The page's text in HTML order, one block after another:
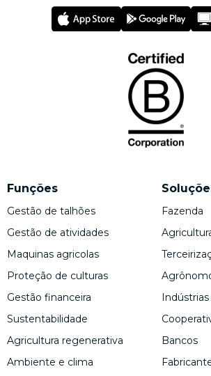
Funções
Gestão de talhões
Gestão de atividades
Maquinas agricolas
Proteção de culturas
Gestão financeira
Sustentabilidade
Agricultura regenerativa
Ambiente e clima
Fazenda
Indústrias
Bancos